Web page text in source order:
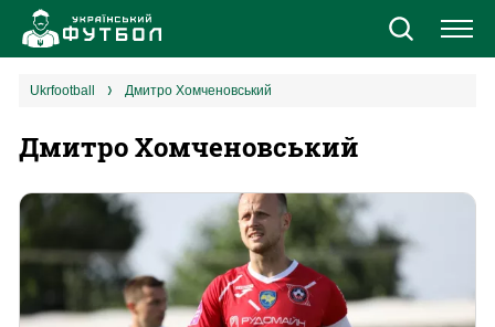
Новини
Збірна
Єврокубки
УПЛ
1 ліга
ukrfootball Дмитро Хомченовський
Дмитро Хомченовський